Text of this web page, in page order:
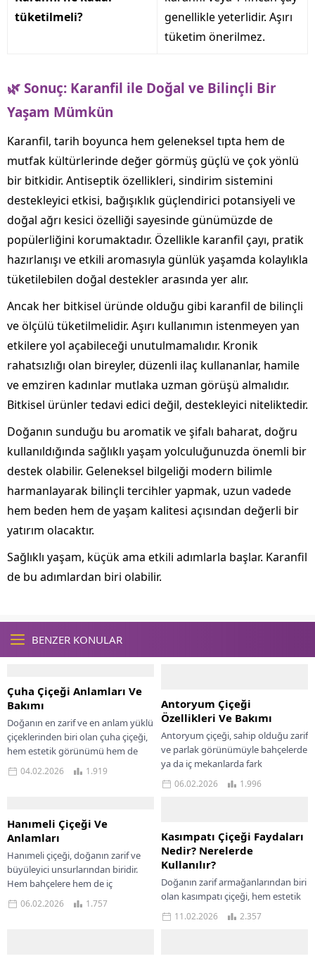
tüketilmeli?
genellikle yeterlidir. Aşırı
tüketim önerilmez.
🌿 Sonuç: Karanfil ile Doğal ve Bilinçli Bir
Yaşam Mümkün
Karanfil, tarih boyunca hem geleneksel tıpta hem de
mutfak kültürlerinde değer görmüş güçlü ve çok yönlü
bir bitkidir. Antiseptik özellikleri, sindirim sistemini
destekleyici etkisi, bağışıklık güçlendirici potansiyeli ve
doğal ağrı kesici özelliği sayesinde günümüzde de
popülerliğini korumaktadır. Özellikle karanfil çayı, pratik
hazırlanışı ve etkili aromasıyla günlük yaşamda kolaylıkla
tüketilebilen doğal destekler arasında yer alır.
Ancak her bitkisel üründe olduğu gibi karanfil de bilinçli
ve ölçülü tüketilmelidir. Aşırı kullanımın istenmeyen yan
etkilere yol açabileceği unutulmamalıdır. Kronik
rahatsızlığı olan bireyler, düzenli ilaç kullananlar, hamile
ve emziren kadınlar mutlaka uzman görüşü almalıdır.
Bitkisel ürünler tedavi edici değil, destekleyici niteliktedir.
Doğanın sunduğu bu aromatik ve şifalı baharat, doğru
kullanıldığında sağlıklı yaşam yolculuğunuzda önemli bir
destek olabilir. Geleneksel bilgeliği modern bilimle
harmanlayarak bilinçli tercihler yapmak, uzun vadede
hem beden hem de yaşam kalitesi açısından değerli bir
yatırım olacaktır.
Sağlıklı yaşam, küçük ama etkili adımlarla başlar. Karanfil
de bu adımlardan biri olabilir.
BENZER KONULAR
Çuha Çiçeği Anlamları Ve
Bakımı
Doğanın en zarif ve en anlam yüklü
çiçeklerinden biri olan çuha çiçeği,
hem estetik görünümü hem de
taşıdığı sembolik anlamlarla...
04.02.2026 1.919
Antoryum Çiçeği
Özellikleri Ve Bakımı
Antoryum çiçeği, sahip olduğu zarif
ve parlak görünümüyle bahçelerde
ya da iç mekanlarda fark
yaratmaktadır. Sadece estetik
güzelliği ile değil,...
06.02.2026 1.996
Hanımeli Çiçeği Ve
Anlamları
Hanımeli çiçeği, doğanın zarif ve
büyüleyici unsurlarından biridir.
Hem bahçelere hem de iç
mekanlara kattığı zarafetiyle dikkat
çekerken, aynı zamanda...
06.02.2026 1.757
Kasımpatı Çiçeği Faydaları
Nedir? Nerelerde
Kullanılır?
Doğanın zarif armağanlarından biri
olan kasımpatı çiçeği, hem estetik
görünümü hem de sağlık açısından
sunduğu potansiyel faydalar ile
11.02.2026 2.357